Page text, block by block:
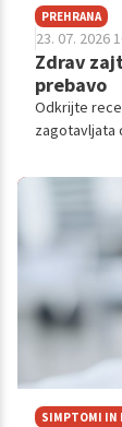
PREHRANA
23. 07. 2026
Zdrav
prebavo
Odkrijte
zagotavljata
SIMPTOMI IN